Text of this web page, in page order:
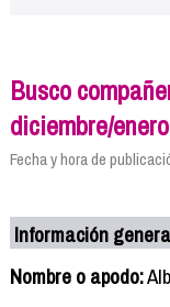
Busco
diciembre/enero
Fecha y hora de
Información
Nombre o apodo: